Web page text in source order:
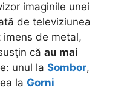
imaginile unei
de televiziunea
imens de metal,
că au mai
unul la Sombor,
la Gorni